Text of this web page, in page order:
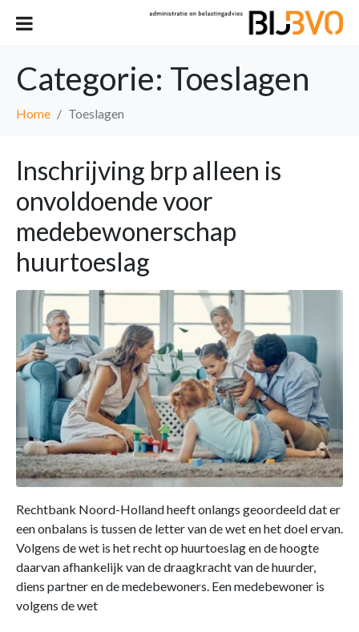
Categorie: Toeslagen
Home Toeslagen
Inschrijving brp alleen is
onvoldoende voor
medebewonerschap
huurtoeslag
Rechtbank Noord-Holland heeft onlangs geoordeeld dat er
een onbalans is tussen de letter van de wet en het doel ervan.
Volgens de wet is het recht op huurtoeslag en de hoogte
daarvan afhankelijk van de draagkracht van de huurder,
diens partner en de medebewoners. Een medebewoner is
volgens de wet